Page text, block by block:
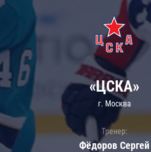
«ЦСКА»
г. Москва
Тренер:
Фёдоров Сергей